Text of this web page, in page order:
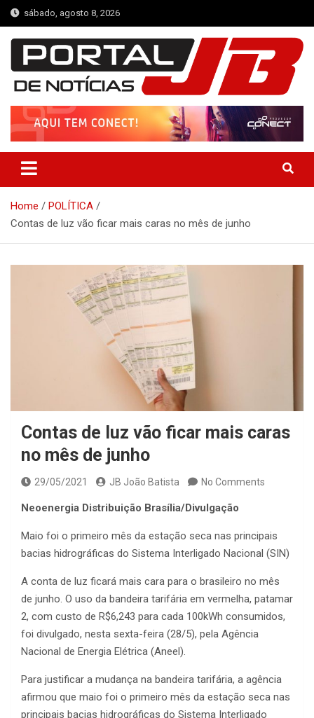
Skip
to
content
sábado, agosto 8, 2026
Portal de Notícias JB
Notícias de Simplício Mendes e Região
Home
POLÍTICA
Contas de luz vão ficar mais caras no mês de junho
Contas de luz vão ficar mais caras
no mês de junho
29/05/2021 JB João Batista No Comments
Neoenergia Distribuição Brasília/Divulgação
Maio foi o primeiro mês da estação seca nas principais
bacias hidrográficas do Sistema Interligado Nacional (SIN)
A conta de luz ficará mais cara para o brasileiro no mês
de junho. O uso da bandeira tarifária em vermelha, patamar
2, com custo de R$6,243 para cada 100kWh consumidos,
foi divulgado, nesta sexta-feira (28/5), pela Agência
Nacional de Energia Elétrica (Aneel).
Para justificar a mudança na bandeira tarifária, a agência
afirmou que maio foi o primeiro mês da estação seca nas
principais bacias hidrográficas do Sistema Interligado